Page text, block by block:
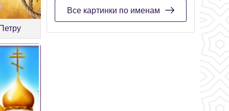
Все картинки по именам